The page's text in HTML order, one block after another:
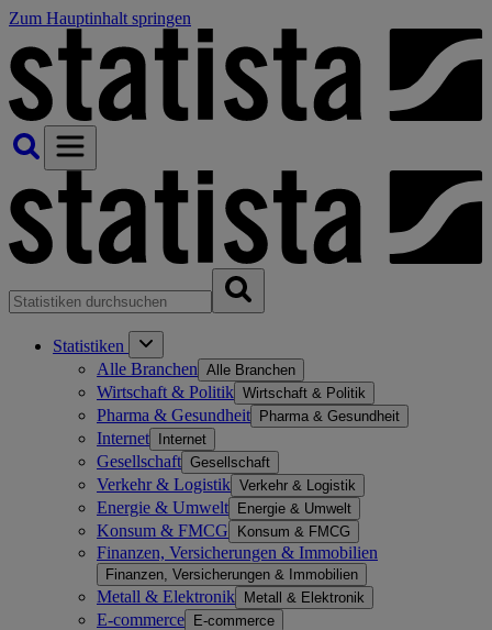
Zum Hauptinhalt springen
Statistiken
Alle Branchen Alle Branchen
Wirtschaft & Politik Wirtschaft & Politik
Pharma & Gesundheit Pharma & Gesundheit
Internet Internet
Gesellschaft Gesellschaft
Verkehr & Logistik Verkehr & Logistik
Energie & Umwelt Energie & Umwelt
Konsum & FMCG Konsum & FMCG
Finanzen, Versicherungen & Immobilien
Finanzen, Versicherungen & Immobilien
Metall & Elektronik Metall & Elektronik
E-commerce E-commerce